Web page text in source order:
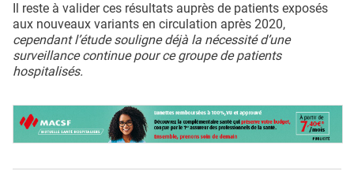
Il reste à valider ces résultats auprès de patients exposés
aux nouveaux variants en circulation après 2020,
cependant l’étude souligne déjà la nécessité d’une
surveillance continue pour ce groupe de patients
hospitalisés.